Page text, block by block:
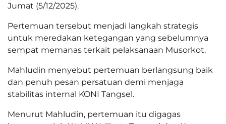
Jumat (5/12/2025).
Pertemuan tersebut menjadi langkah strategis
untuk meredakan ketegangan yang sebelumnya
sempat memanas terkait pelaksanaan Musorkot.
Mahludin menyebut pertemuan berlangsung baik
dan penuh pesan persatuan demi menjaga
stabilitas internal KONI Tangsel.
Menurut Mahludin, pertemuan itu digagas